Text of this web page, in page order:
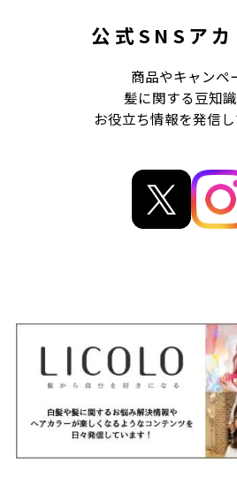
公式SNSアカ
商品やキャンペ
髪に関する豆知識
お役立ち情報を発信し